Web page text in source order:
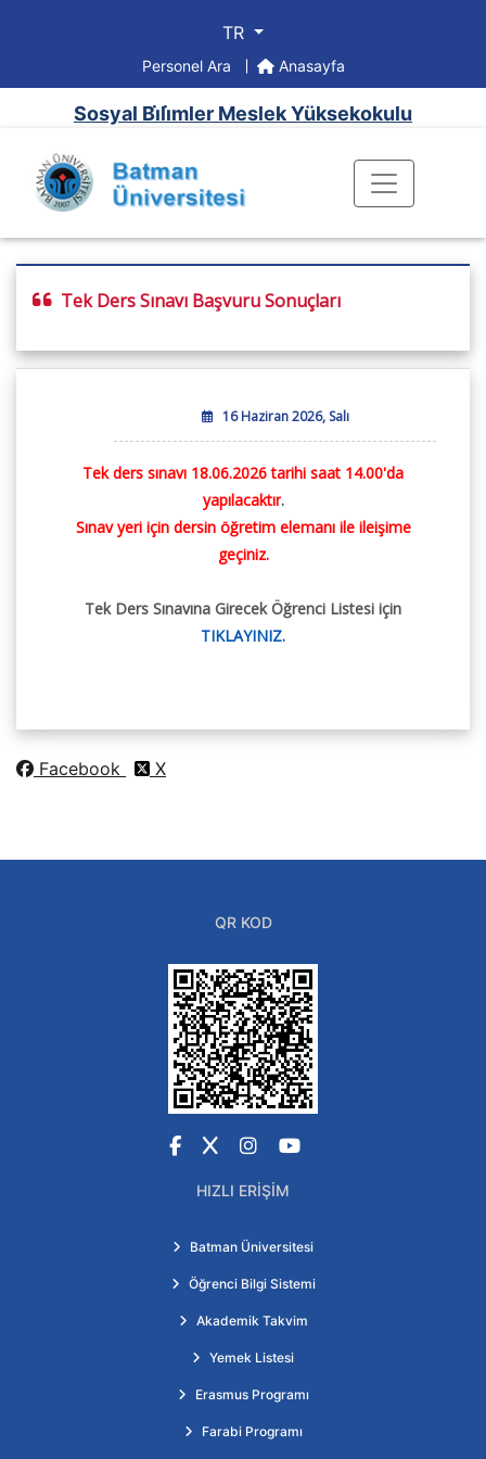
TR
Personel Ara Anasayfa
Sosyal Bi̇li̇mler Meslek Yüksekokulu
Tek Ders Sınavı Başvuru Sonuçları
16 Haziran 2026, Salı
Tek ders sınavı 18.06.2026 tarihi saat 14.00'da
yapılacaktır.
Sınav yeri için dersin öğretim elemanı ile ileişime
geçiniz.
Tek Ders Sınavına Girecek Öğrenci Listesi için
TIKLAYINIZ.
Facebook X
QR KOD
Facebook
X Instagram
YouTube
HIZLI ERIŞIM
Batman Üniversitesi
Öğrenci Bilgi Sistemi
Akademik Takvim
Yemek Listesi
Erasmus Programı
Farabi Programı